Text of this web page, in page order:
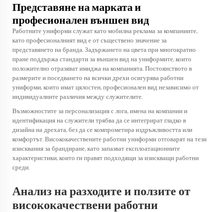
Представяне на марката и
професионален външен вид
Работните униформи служат като мобилна реклама за компаниите,
като професионалният вид е от съществено значение за
представянето на бранда. Задържането на цвета при многократно
пране поддържа стандарти за външен вид на униформите, които
положително отразяват имиджа на компанията. Постоянството в
размерите и поседването на всички дрехи осигурява работни
униформи, които имат цялостен, професионален вид независимо от
индивидуалните различия между служителите.
Възможностите за персонализация с лога, имена на компании и
идентификация на служители трябва да се интегрират гладко в
дизайна на дрехата, без да се компрометира издръжливостта или
комфортът. Висококачествените работни униформи отговарят на тези
изисквания за брандиране, като запазват експлоатационните
характеристики, които ги правят подходящи за изискващи работни
среди.
Анализ на разходите и ползите от
висококачествени работни